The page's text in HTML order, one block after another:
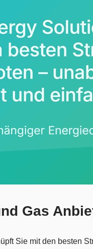
Gas
Sie mit den besten